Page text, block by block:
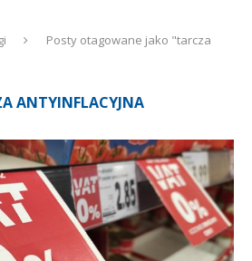
Posty otagowane jako "tarcza
ANTYINFLACYJNA